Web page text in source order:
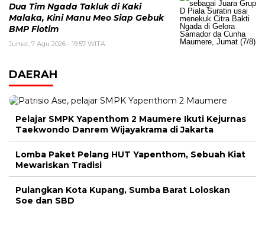
Dua Tim Ngada Takluk di Kaki
Malaka, Kini Manu Meo Siap Gebuk
BMP Flotim
Jumat, 7 Agu 2026 - 19:57 WITA
DAERAH
Pelajar SMPK Yapenthom 2 Maumere Ikuti Kejurnas
Taekwondo Danrem Wijayakrama di Jakarta
Lomba Paket Pelang HUT Yapenthom, Sebuah Kiat
Mewariskan Tradisi
Pulangkan Kota Kupang, Sumba Barat Loloskan
Soe dan SBD